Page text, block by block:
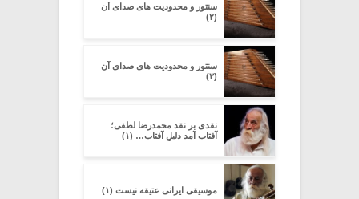
سنتور و محدودیت‌ های صدای آن
(۲)
سنتور و محدودیت‌ های صدای آن
(۳)
نقدی بر نقد محمدرضا لطفی؛
آفتاب آمد دلیلِ آفتاب… (۱)
موسیقی ایرانی عتیقه نیست (۱)